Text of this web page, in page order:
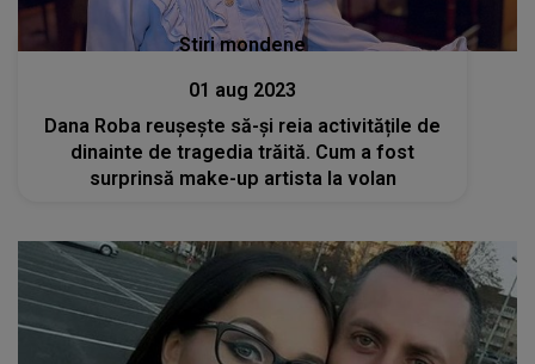
Stiri mondene
01 aug 2023
Dana Roba reușește să-și reia activitățile de
dinainte de tragedia trăită. Cum a fost
surprinsă make-up artista la volan